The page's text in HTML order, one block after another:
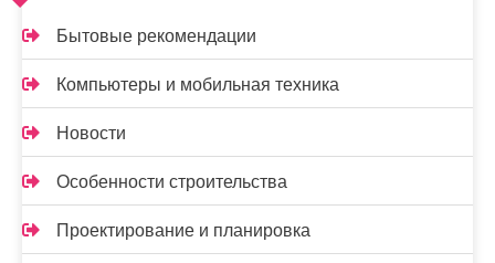
Бытовые рекомендации
Компьютеры и мобильная техника
Новости
Особенности строительства
Проектирование и планировка